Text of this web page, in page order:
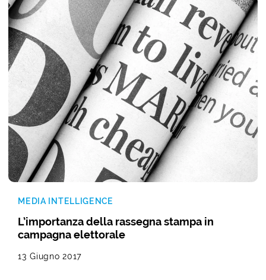
MEDIA INTELLIGENCE
L’importanza della rassegna stampa in
campagna elettorale
13 Giugno 2017